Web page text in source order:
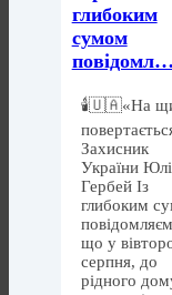
глибоким
сумом
повідомл…
🕯️🇺🇦«На
Захисник
України
Гербей Із
глибоким
що у
серпня, до
рідного